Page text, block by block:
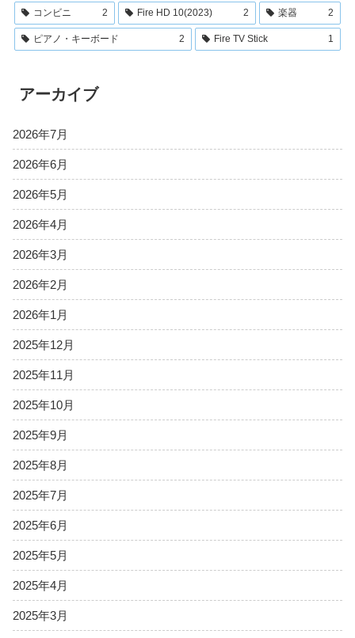
コンビニ 2 Fire HD 10(2023) 2 楽器 2
ピアノ・キーボード 2 Fire TV Stick 1
アーカイブ
2026年7月
2026年6月
2026年5月
2026年4月
2026年3月
2026年2月
2026年1月
2025年12月
2025年11月
2025年10月
2025年9月
2025年8月
2025年7月
2025年6月
2025年5月
2025年4月
2025年3月